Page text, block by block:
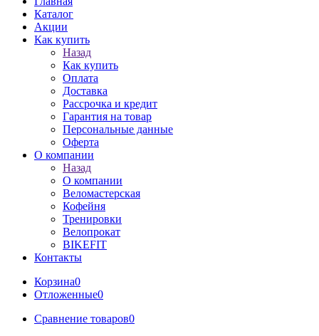
Каталог
Акции
Как купить
Назад
Как купить
Оплата
Доставка
Рассрочка и кредит
Гарантия на товар
Персональные данные
Оферта
О компании
Назад
О компании
Веломастерская
Кофейня
Тренировки
Велопрокат
BIKEFIT
Контакты
Корзина0
Отложенные0
Сравнение товаров0